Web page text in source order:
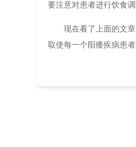
要注意对患者进行饮食
现在看了上面的文
取使每一个阳痿疾病患